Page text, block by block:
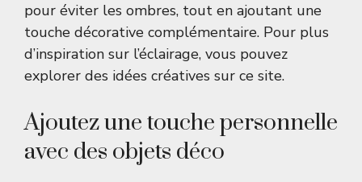
pour éviter les ombres, tout en ajoutant une
touche décorative complémentaire. Pour plus
d’inspiration sur l’éclairage, vous pouvez
explorer des idées créatives sur ce site.
Ajoutez une touche personnelle
avec des objets déco